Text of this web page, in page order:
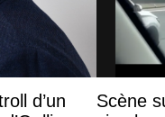
d’un
Scène